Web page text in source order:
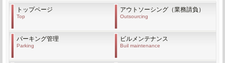
トップページ
Top
アウトソーシング（業務請負）
Outsourcing
パーキング管理
Parking
ビルメンテナンス
Buil maintenance